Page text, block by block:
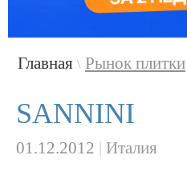
Главная \ Рынок плитки
SANNINI
01.12.2012 | Италия